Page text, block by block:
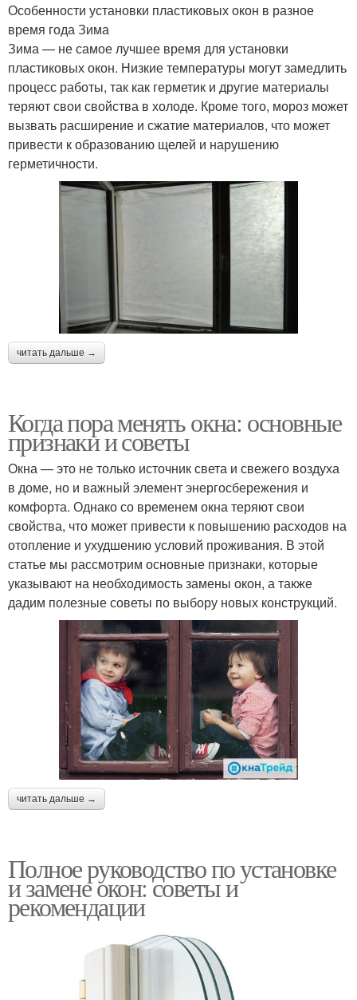
Особенности установки пластиковых окон в разное
время года Зима
Зима — не самое лучшее время для установки
пластиковых окон. Низкие температуры могут замедлить
процесс работы, так как герметик и другие материалы
теряют свои свойства в холоде. Кроме того, мороз может
вызвать расширение и сжатие материалов, что может
привести к образованию щелей и нарушению
герметичности.
читать дальше →
Когда пора менять окна: основные
признаки и советы
Окна — это не только источник света и свежего воздуха
в доме, но и важный элемент энергосбережения и
комфорта. Однако со временем окна теряют свои
свойства, что может привести к повышению расходов на
отопление и ухудшению условий проживания. В этой
статье мы рассмотрим основные признаки, которые
указывают на необходимость замены окон, а также
дадим полезные советы по выбору новых конструкций.
читать дальше →
Полное руководство по установке
и замене окон: советы и
рекомендации